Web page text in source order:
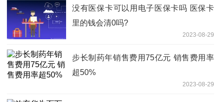
没有医保卡可以用电子医保卡吗 医保卡
里的钱会清0吗?
2023-08-29
步长制药年销售费用75亿元 销售费用率
超50%
2023-08-29